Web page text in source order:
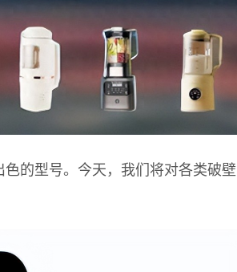
的型号。今天，我们将对各类破壁